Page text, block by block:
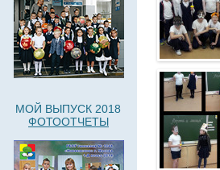
МОЙ ВЫПУСК 2018
ФОТООТЧЕТЫ